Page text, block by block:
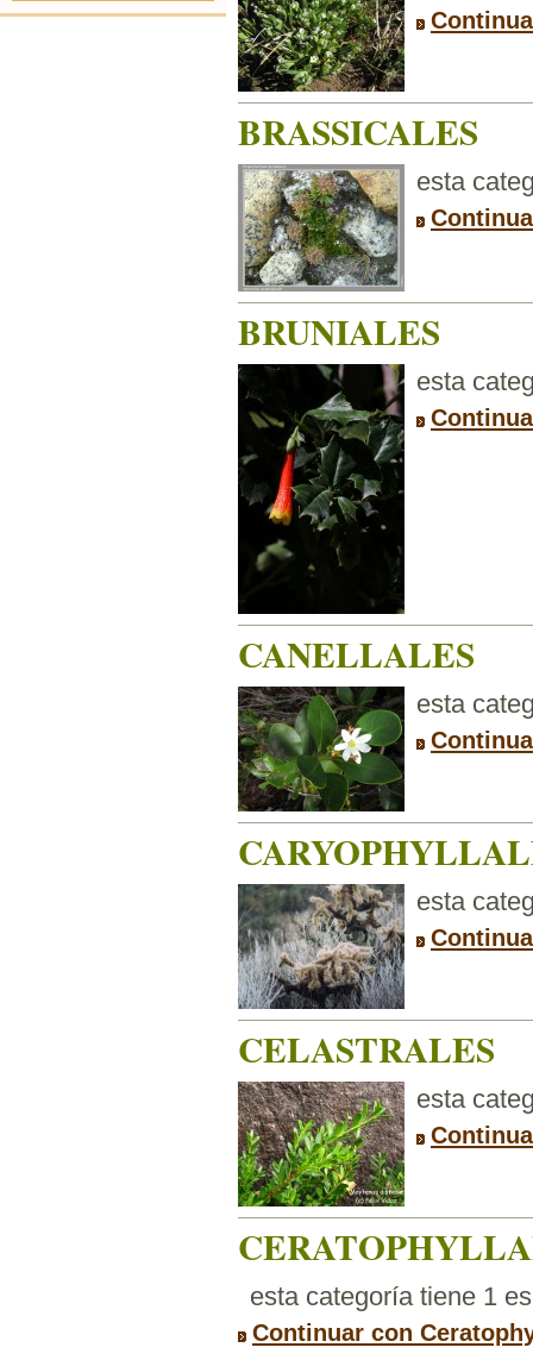
BRASSICALES
esta
BRUNIALES
esta
CANELLALES
esta
esta
CELASTRALES
esta
esta categoría tiene 1
Continuar con